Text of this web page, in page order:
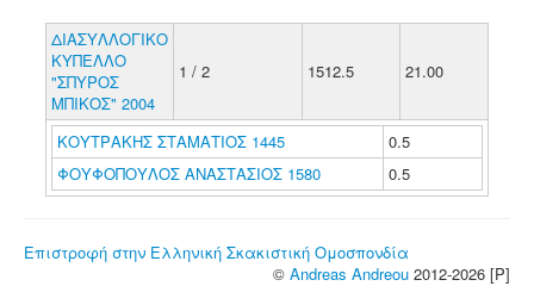
ΔΙΑΣΥΛΛΟΓΙΚΟ
ΚΥΠΕΛΛΟ
"ΣΠΥΡΟΣ
ΜΠΙΚΟΣ" 2004
1 / 2 1512.5 21.00
ΚΟΥΤΡΑΚΗΣ ΣΤΑΜΑΤΙΟΣ 1445
0.5
ΦΟΥΦΟΠΟΥΛΟΣ ΑΝΑΣΤΑΣΙΟΣ 1580
0.5
Επιστροφή στην Ελληνική Σκακιστική Ομοσπονδία
© Andreas Andreou 2012-2026 [P]